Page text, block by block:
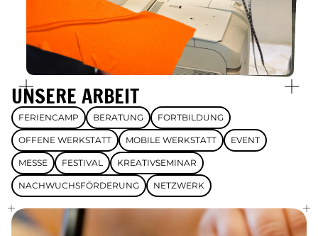
UNSERE ARBEIT
FERIENCAMP BERATUNG FORTBILDUNG
OFFENE WERKSTATT MOBILE WERKSTATT EVENT
MESSE FESTIVAL KREATIVSEMINAR
NACHWUCHSFÖRDERUNG NETZWERK